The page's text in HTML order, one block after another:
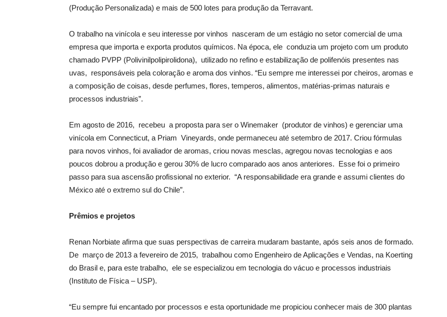
(Produção Personalizada) e mais de 500 lotes para produção da Terravant.
O trabalho na vinícola e seu interesse por vinhos nasceram de um estágio no setor comercial de uma
empresa que importa e exporta produtos químicos. Na época, ele conduzia um projeto com um produto
chamado PVPP (Polivinilpolipirolidona), utilizado no refino e estabilização de polifenóis presentes nas
uvas, responsáveis pela coloração e aroma dos vinhos. “Eu sempre me interessei por cheiros, aromas e
a composição de coisas, desde perfumes, flores, temperos, alimentos, matérias-primas naturais e
processos industriais”.
Em agosto de 2016, recebeu a proposta para ser o Winemaker (produtor de vinhos) e gerenciar uma
vinícola em Connecticut, a Priam Vineyards, onde permaneceu até setembro de 2017. Criou fórmulas
para novos vinhos, foi avaliador de aromas, criou novas mesclas, agregou novas tecnologias e aos
poucos dobrou a produção e gerou 30% de lucro comparado aos anos anteriores. Esse foi o primeiro
passo para sua ascensão profissional no exterior. “A responsabilidade era grande e assumi clientes do
México até o extremo sul do Chile”.
Prêmios e projetos
Renan Norbiate afirma que suas perspectivas de carreira mudaram bastante, após seis anos de formado.
De março de 2013 a fevereiro de 2015, trabalhou como Engenheiro de Aplicações e Vendas, na Koerting
do Brasil e, para este trabalho, ele se especializou em tecnologia do vácuo e processos industriais
(Instituto de Física – USP).
“Eu sempre fui encantado por processos e esta oportunidade me propiciou conhecer mais de 300 plantas